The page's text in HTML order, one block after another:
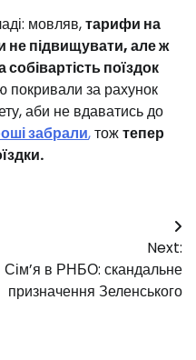
мовляв,тарифи на
не підвищувати, але ж
поїздок
покривали за рахунок
аби не вдаватись до
забрали,тожтепер
Next:
Сім’я в РНБО: скандальне
призначення Зеленського